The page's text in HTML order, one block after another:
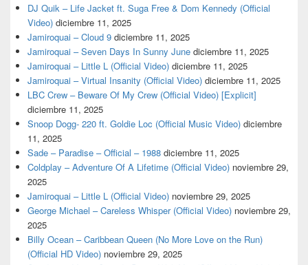
DJ Quik – Life Jacket ft. Suga Free & Dom Kennedy (Official
Video) diciembre 11, 2025
Jamiroquai – Cloud 9 diciembre 11, 2025
Jamiroquai – Seven Days In Sunny June diciembre 11, 2025
Jamiroquai – Little L (Official Video) diciembre 11, 2025
Jamiroquai – Virtual Insanity (Official Video) diciembre 11, 2025
LBC Crew – Beware Of My Crew (Official Video) [Explicit]
diciembre 11, 2025
Snoop Dogg- 220 ft. Goldie Loc (Official Music Video) diciembre
11, 2025
Sade – Paradise – Official – 1988 diciembre 11, 2025
Coldplay – Adventure Of A Lifetime (Official Video) noviembre 29,
2025
Jamiroquai – Little L (Official Video) noviembre 29, 2025
George Michael – Careless Whisper (Official Video) noviembre 29,
2025
Billy Ocean – Caribbean Queen (No More Love on the Run)
(Official HD Video) noviembre 29, 2025